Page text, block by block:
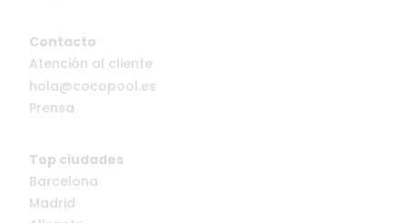
Contacto
Atención al cliente
hola@cocopool.es
Prensa
Top ciudades
Barcelona
Madrid